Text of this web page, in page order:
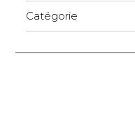
Catégorie